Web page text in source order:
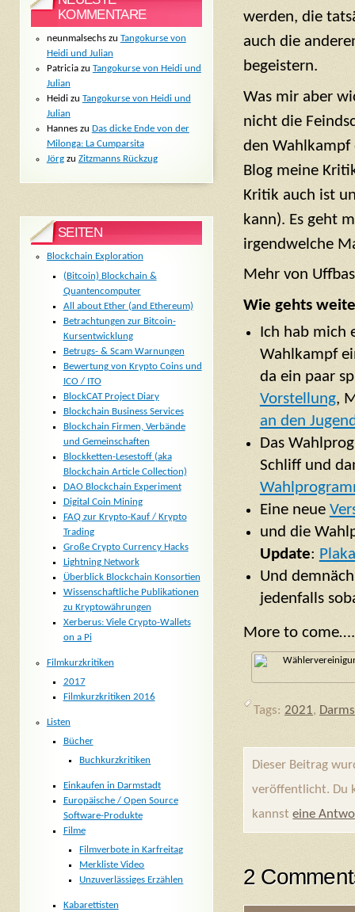
werden, die
auch die
begeistern.
Was mir aber
nicht die
den Wahlkampf
Blog meine
Kritik auch ist
kann). Es geht
irgendwelche
Mehr von
Wie gehts
Ich hab mich
Wahlkampf
da ein paar
Vorstellung,
an den
Das
Schliff und
Eine neue
und die
Update:
Und
jedenfalls
More to come….
Tags: 2021,
Dieser Beitrag
veröffentlicht. Du
kannsteine
2
KOMMENTARE
neunmalsechszu Tangokurse von
Heidi und Julian
Patriciazu Tangokurse von Heidi und
Julian
Heidizu Tangokurse von Heidi und
Julian
Hanneszu Das dicke Ende von der
Milonga: La Cumparsita
Jörgzu Zitzmanns Rückzug
SEITEN
Blockchain Exploration
(Bitcoin) Blockchain &
Quantencomputer
All about Ether (and Ethereum)
Betrachtungen zur Bitcoin-
Kursentwicklung
Betrugs- & Scam Warnungen
Bewertung von Krypto Coins und
ICO / ITO
BlockCAT Project Diary
Blockchain Business Services
Blockchain Firmen, Verbände
und Gemeinschaften
Blockketten-Lesestoff (aka
Blockchain Article Collection)
DAO Blockchain Experiment
Digital Coin Mining
FAQ zur Krypto-Kauf / Krypto
Trading
Große Crypto Currency Hacks
Lightning Network
Überblick Blockchain Konsortien
Wissenschaftliche Publikationen
zu Kryptowährungen
Xerberus: Viele Crypto-Wallets
on a Pi
Filmkurzkritiken
2017
Filmkurzkritiken 2016
Listen
Bücher
Buchkurzkritiken
Einkaufen in Darmstadt
Europäische / Open Source
Software-Produkte
Filme
Filmverbote in Karfreitag
Merkliste Video
Unzuverlässiges Erzählen
Kabarettisten